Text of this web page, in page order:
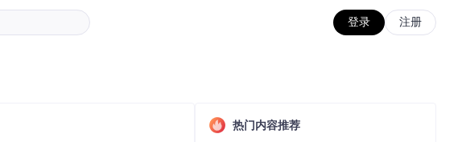
登录 注册
热门内容推荐